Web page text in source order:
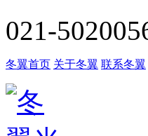
021-
冬翼首页 关于冬翼 联系冬翼